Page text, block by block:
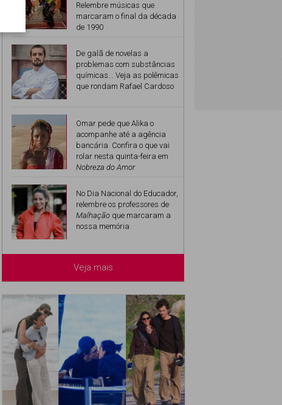
Relembre músicas que
marcaram o final da década
de 1990
De galã de novelas a
problemas com substâncias
químicas... Veja as polêmicas
que rondam Rafael Cardoso
Omar pede que Alika o
acompanhe até a agência
bancária. Confira o que vai
rolar nesta quinta-feira em
Nobreza do Amor
No Dia Nacional do Educador,
relembre os professores de
Malhação que marcaram a
nossa memória
Veja mais